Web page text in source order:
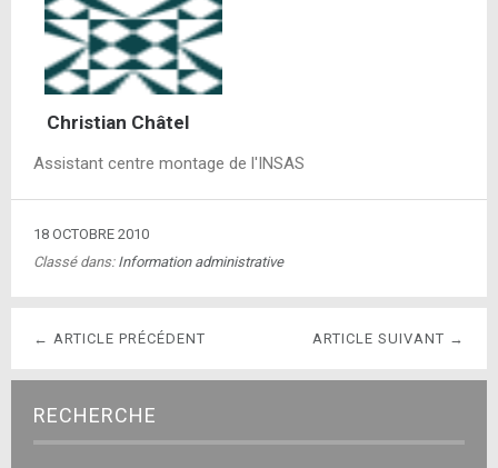
Christian Châtel
Assistant centre montage de l'INSAS
18 OCTOBRE 2010
Classé dans: Information administrative
ARTICLE SUIVANT →
← ARTICLE PRÉCÉDENT
RECHERCHE